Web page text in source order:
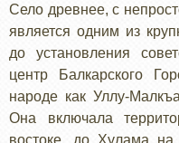
Село древнее, с
является одним из
до установления
центр Балкарского
народе как Уллу-
Она включала
востоке, до Хулама